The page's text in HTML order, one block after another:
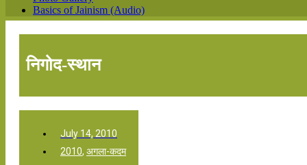
Basics of Jainism (Audio)
निगोद-स्थान
July 14, 2010
2010, अगला-कदम